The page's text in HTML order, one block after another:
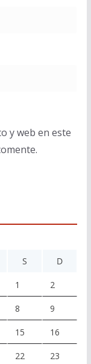
y web en este
S D
1 2
8 9
15 16
22 23